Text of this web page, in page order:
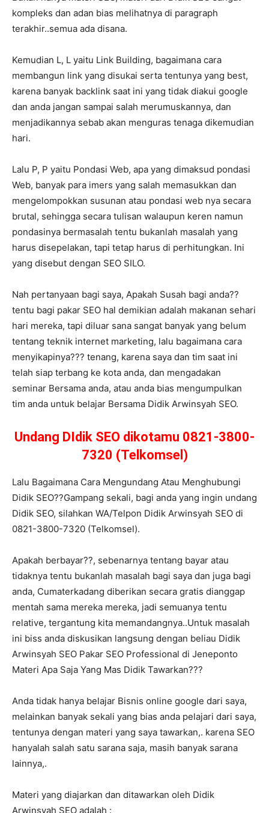
kompleks dan adan bias melihatnya di paragraph
terakhir..semua ada disana.
Kemudian L, L yaitu Link Building, bagaimana cara
membangun link yang disukai serta tentunya yang best,
karena banyak backlink saat ini yang tidak diakui google
dan anda jangan sampai salah merumuskannya, dan
menjadikannya sebab akan menguras tenaga dikemudian
hari.
Lalu P, P yaitu Pondasi Web, apa yang dimaksud pondasi
Web, banyak para imers yang salah memasukkan dan
mengelompokkan susunan atau pondasi web nya secara
brutal, sehingga secara tulisan walaupun keren namun
pondasinya bermasalah tentu bukanlah masalah yang
harus disepelakan, tapi tetap harus di perhitungkan. Ini
yang disebut dengan SEO SILO.
Nah pertanyaan bagi saya, Apakah Susah bagi anda??
tentu bagi pakar SEO hal demikian adalah makanan sehari
hari mereka, tapi diluar sana sangat banyak yang belum
tentang teknik internet marketing, lalu bagaimana cara
menyikapinya??? tenang, karena saya dan tim saat ini
telah siap terbang ke kota anda, dan mengadakan
seminar Bersama anda, atau anda bias mengumpulkan
tim anda untuk belajar Bersama Didik Arwinsyah SEO.
Undang DIdik SEO dikotamu 0821-3800-
7320 (Telkomsel)
Lalu Bagaimana Cara Mengundang Atau Menghubungi
Didik SEO??Gampang sekali, bagi anda yang ingin undang
Didik SEO, silahkan WA/Telpon Didik Arwinsyah SEO di
0821-3800-7320 (Telkomsel).
Apakah berbayar??, sebenarnya tentang bayar atau
tidaknya tentu bukanlah masalah bagi saya dan juga bagi
anda, Cumaterkadang diberikan secara gratis dianggap
mentah sama mereka mereka, jadi semuanya tentu
relative, tergantung kita memandangnya..Untuk masalah
ini biss anda diskusikan langsung dengan beliau Didik
Arwinsyah SEO Pakar SEO Professional di Jeneponto
Materi Apa Saja Yang Mas Didik Tawarkan???
Anda tidak hanya belajar Bisnis online google dari saya,
melainkan banyak sekali yang bias anda pelajari dari saya,
tentunya dengan materi yang saya tawarkan,. karena SEO
hanyalah salah satu sarana saja, masih banyak sarana
lainnya,.
Materi yang diajarkan dan ditawarkan oleh Didik
Arwinsyah SEO adalah :